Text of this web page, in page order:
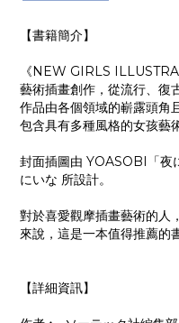
【書籍簡介】
《NEW GIRLS
藝術插畫創作，從流行、復
作品由各個領域的嶄露頭角
包含具有多種風格的女孩藝
封面插圖由 YOASOBI「夜
にいな 所設計。
對於喜愛觀摩插畫藝術的人
來說，這是一本值得推薦的
【詳細資訊】